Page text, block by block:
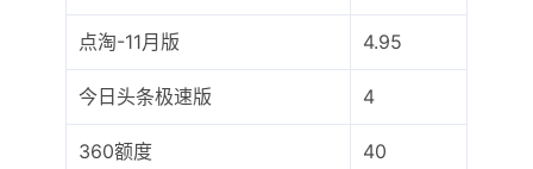
点淘-11月版 4.95
今日头条极速版 4
360额度 40